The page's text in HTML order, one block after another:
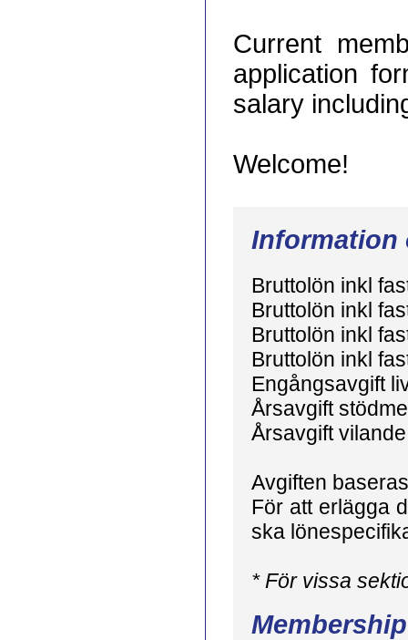
Current
application
salary
Welcome!
Information
Bruttolön inkl
Bruttolön inkl
Bruttolön inkl
Bruttolön inkl
Engångsavgift
Årsavgift
Årsavgift
Avgiften
För att erlägga
ska
* För vissa